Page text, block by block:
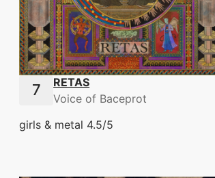
RETAS
Voice of Baceprot
girls & metal 4.5/5